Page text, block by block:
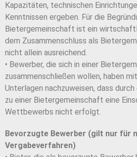
Kapazitäten, technischen
Kenntnissen ergeben. Für die
Bietergemeinschaft ist ein
dem Zusammenschluss als
nicht allein ausreichend.
• Bewerber, die sich in einer
zusammenschließen wollen, haben
Unterlagen nachzuweisen, dass
zu einer Bietergemeinschaft eine
Wettbewerbs nicht erfolgt.
Bevorzugte Bewerber (gilt nur für
Vergabeverfahren)